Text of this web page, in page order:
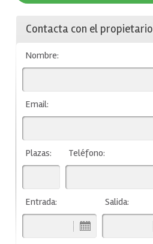
Contacta con el propietario
Nombre:
Email:
Plazas: Teléfono:
Entrada: Salida: